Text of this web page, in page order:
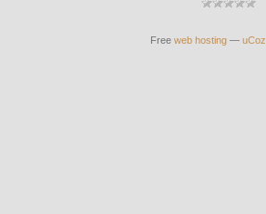
Free web hosting — uCoz